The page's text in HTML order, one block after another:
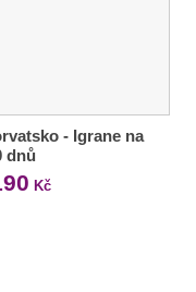
- Igrane na
dnů
Kč